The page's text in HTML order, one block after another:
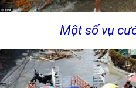
Một số vụ